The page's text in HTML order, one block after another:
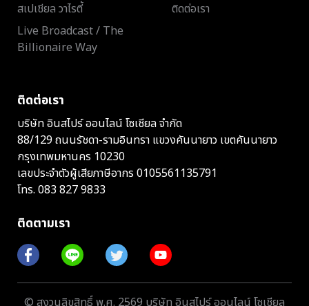
สเปเชียล วาไรตี้
Live Broadcast / The
Billionaire Way
ติดต่อเรา
ติดต่อเรา
บริษัท อินสไปร์ ออนไลน์ โซเชียล จำกัด
88/129 ถนนรัชดา-รามอินทรา แขวงคันนายาว เขตคันนายาว
กรุงเทพมหานคร 10230
เลขประจำตัวผู้เสียภาษีอากร 0105561135791
โทร. 083 827 9833
ติดตามเรา